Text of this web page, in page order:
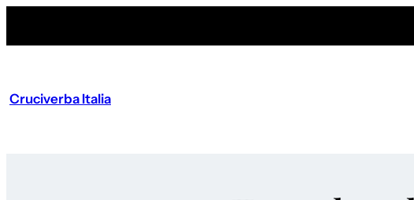
Cruciverba Italia